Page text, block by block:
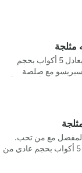
مثلجة
مُعدّة للمشاركة، وتكفي ما يعادل 5 أكواب بحجم
مع صلصة
طعماً حلواً ومتوازناً
مع من تحب.
باوتش يحتوي على ما يعادل 5 أكواب بحجم عادي من
وصوص الشوكولاتة